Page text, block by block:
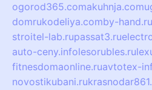
ogorod365.comakuhnja.com
domrukodeliya.comby-hand.ru
stroitel-lab.rupassat3.ru
auto-ceny.infolesorubles.ru
fitnesdomaonline.ruavtotex-
novostikubani.ru